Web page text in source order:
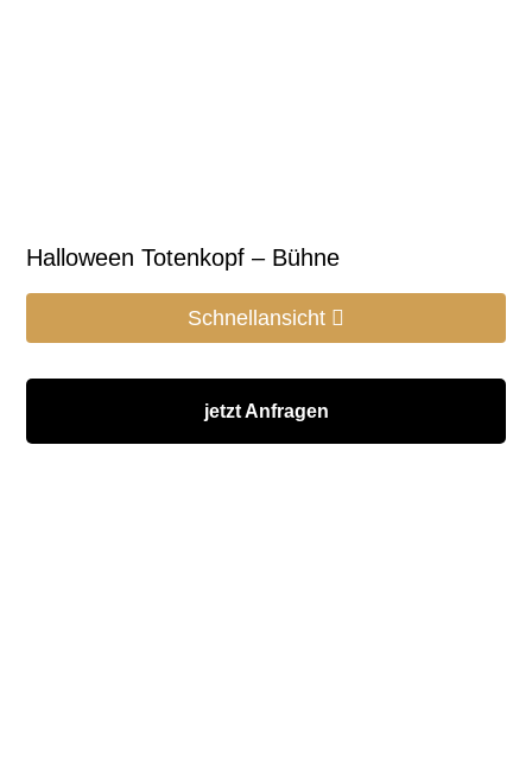
Halloween Totenkopf – Bühne
Schnellansicht
jetzt Anfragen